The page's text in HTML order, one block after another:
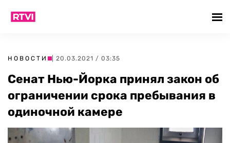
НОВОСТИ | 20.03.2021 / 03:35
Сенат Нью-Йорка принял закон об
ограничении срока пребывания в
одиночной камере